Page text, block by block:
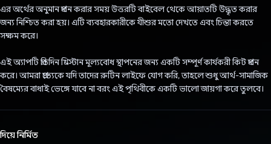
এর অর্থের অনুমান প্রদান করার সময় উত্তরটি বাইবেল থেকে আয়াতটি উদ্ধৃত করার
জন্য নিশ্চিত করা হয়। এটি ব্যবহারকারীকে যীশুর মতো দেখতে এবং চিন্তা করতে
সক্ষম করে।
এই অ্যাপটি প্রতিদিন খ্রিস্টান মূল্যবোধ স্থাপনের জন্য একটি সম্পূর্ণ কার্যকরী কিট প্রদান
করে। আমরা প্রত্যেকে যদি তাদের রুটিন লাইফে যোগ করি, তাহলে শুধু আর্থ-সামাজিক
বৈষম্যের বাধাই ভেঙ্গে যাবে না বরং এই পৃথিবীকে একটি ভালো জায়গা করে তুলবে।
দিয়ে নির্মিত